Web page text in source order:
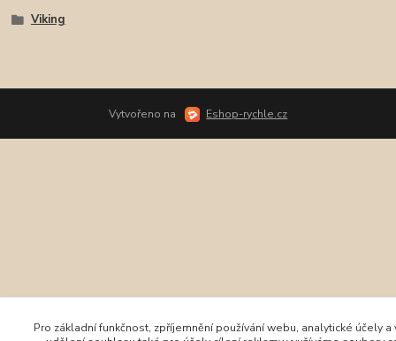
Viking
Vytvořeno na Eshop-rychle.cz
Pro základní funkčnost, zpříjemnění používání webu, analytické účely a